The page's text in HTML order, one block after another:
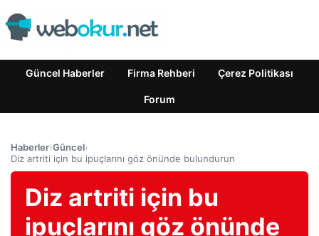
Güncel Haberler Firma Rehberi Çerez Politikası
Forum
Haberler›Güncel›
Diz artriti için bu ipuçlarını göz önünde bulundurun
Diz artriti için bu
ipuçlarını göz önünde